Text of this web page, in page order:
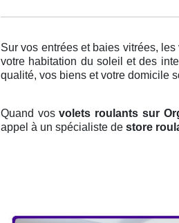
Sur vos entrées et baies vitrées, les
votre habitation du soleil et des
qualité, vos biens et votre domicile
Quand vosvolets roulants sur
appel à un spécialiste de store